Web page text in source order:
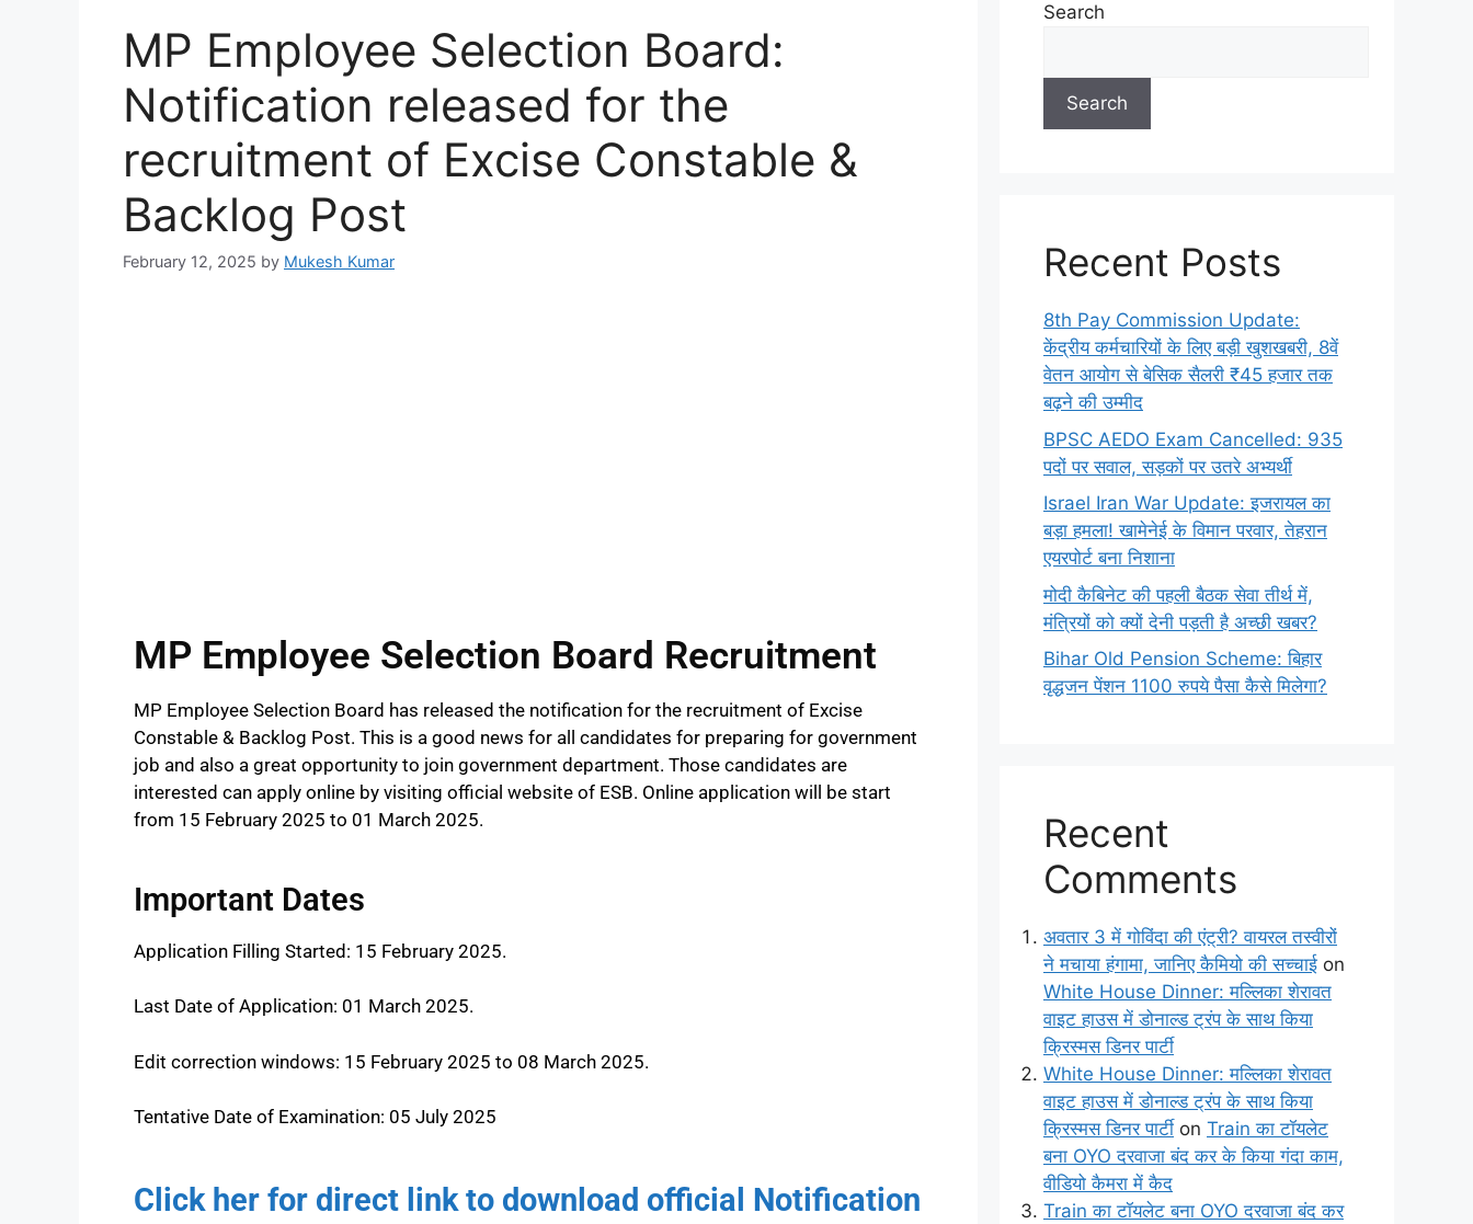
MP Employee Selection Board:
Notification released for the
recruitment of Excise Constable &
Backlog Post
February 12, 2025 by Mukesh Kumar
MP Employee Selection Board Recruitment
MP Employee Selection Board has released the notification for the recruitment of Excise
Constable & Backlog Post. This is a good news for all candidates for preparing for government
job and also a great opportunity to join government department. Those candidates are
interested can apply online by visiting official website of ESB. Online application will be start
from 15 February 2025 to 01 March 2025.
Important Dates
Application Filling Started: 15 February 2025.
Last Date of Application: 01 March 2025.
Edit correction windows: 15 February 2025 to 08 March 2025.
Tentative Date of Examination: 05 July 2025
Click her for direct link to download official Notification
Search
Search
Recent Posts
8th Pay Commission Update:
केंद्रीय कर्मचारियों के लिए बड़ी खुशखबरी, 8वें
वेतन आयोग से बेसिक सैलरी ₹45 हजार तक
बढ़ने की उम्मीद
BPSC AEDO Exam Cancelled: 935
पदों पर सवाल, सड़कों पर उतरे अभ्यर्थी
Israel Iran War Update: इजरायल का
बड़ा हमला! खामेनेई के विमान परवार, तेहरान
एयरपोर्ट बना निशाना
मोदी कैबिनेट की पहली बैठक सेवा तीर्थ में,
मंत्रियों को क्यों देनी पड़ती है अच्छी खबर?
Bihar Old Pension Scheme: बिहार
वृद्धजन पेंशन 1100 रुपये पैसा कैसे मिलेगा?
Recent
Comments
अवतार 3 में गोविंदा की एंट्री? वायरल तस्वीरों
ने मचाया हंगामा, जानिए कैमियो की सच्चाई on
White House Dinner: मल्लिका शेरावत
वाइट हाउस में डोनाल्ड ट्रंप के साथ किया
क्रिस्मस डिनर पार्टी
White House Dinner: मल्लिका शेरावत
वाइट हाउस में डोनाल्ड ट्रंप के साथ किया
क्रिस्मस डिनर पार्टी on Train का टॉयलेट
बना OYO दरवाजा बंद कर के किया गंदा काम,
वीडियो कैमरा में कैद
Train का टॉयलेट बना OYO दरवाजा बंद कर